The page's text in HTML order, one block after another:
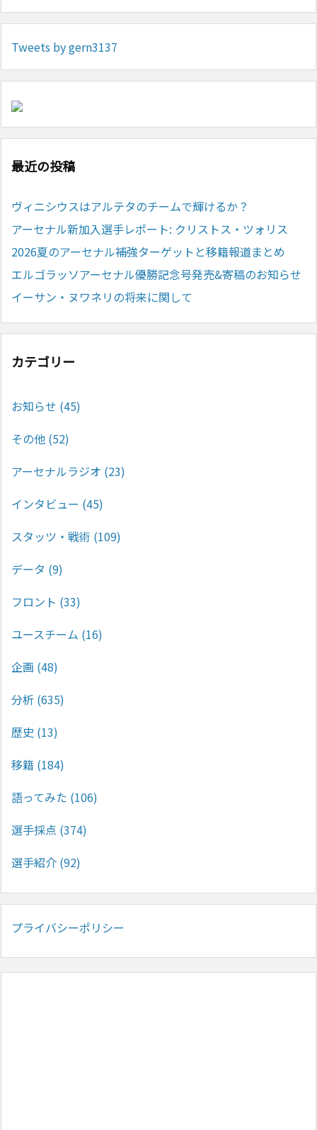
Tweets by gern3137
最近の投稿
ヴィニシウスはアルテタのチームで輝けるか？
アーセナル新加入選手レポート: クリストス・ツォリス
2026夏のアーセナル補強ターゲットと移籍報道まとめ
エルゴラッソアーセナル優勝記念号発売&寄稿のお知らせ
イーサン・ヌワネリの将来に関して
カテゴリー
お知らせ (45)
その他 (52)
アーセナルラジオ (23)
インタビュー (45)
スタッツ・戦術 (109)
データ (9)
フロント (33)
ユースチーム (16)
企画 (48)
分析 (635)
歴史 (13)
移籍 (184)
語ってみた (106)
選手採点 (374)
選手紹介 (92)
プライバシーポリシー